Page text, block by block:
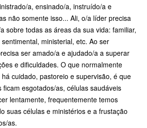
a, ensinado/a, instruído/a e
não somente isso... Ali, o/a líder precisa
sobre todas as áreas da sua vida: familiar,
ministerial, etc. Ao ser
ser amado/a e ajudado/a a superar
e dificuldades. O que normalmente
cuidado, pastoreio e supervisão, é que
ficam esgotados/as, células saudáveis
lentamente, frequentemente temos
suas células e ministérios e a frustação
as.